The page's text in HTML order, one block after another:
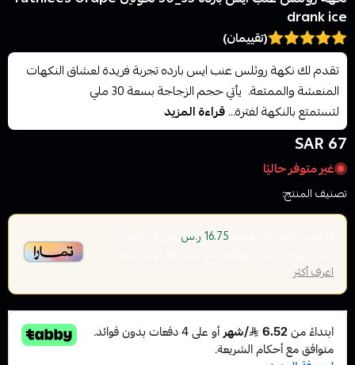
drank ice
(تقييمان)
تقدم لك نكهة روثلس عنب ايس بارده تجربة فريدة لعشاق النكهات
المنعشة والممتعة. يأتي حجم الزجاجة بسعة 30 ملي
لتستمتع بالنكهة لفترة...قراءة المزيد
67 SAR
غير متوفر حاليًا
تصنيف المنتج:
16.75 ر.س
اعرف أكثر